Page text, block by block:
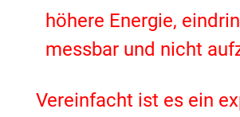
höhere Energie,
messbar und nicht
Vereinfacht ist es ein